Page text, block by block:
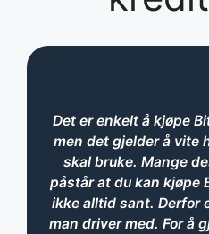
Det er enkelt å kjøpe
men det gjelder å vite
skal bruke. Mange
påstår at du kan kjøpe
ikke alltid sant. Derfor
man driver med. For å